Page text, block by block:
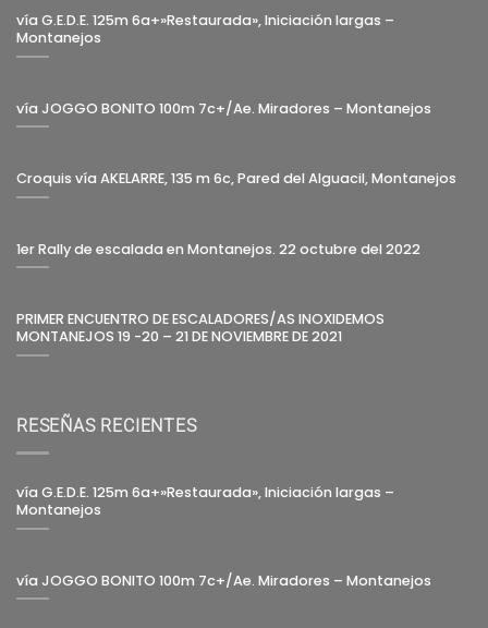
vía G.E.D.E. 125m 6a+»Restaurada», Iniciación largas –
Montanejos
vía JOGGO BONITO 100m 7c+/Ae. Miradores – Montanejos
Croquis vía AKELARRE, 135 m 6c, Pared del Alguacil, Montanejos
1er Rally de escalada en Montanejos. 22 octubre del 2022
PRIMER ENCUENTRO DE ESCALADORES/AS INOXIDEMOS
MONTANEJOS 19 -20 – 21 DE NOVIEMBRE DE 2021
RESEÑAS RECIENTES
vía G.E.D.E. 125m 6a+»Restaurada», Iniciación largas –
Montanejos
vía JOGGO BONITO 100m 7c+/Ae. Miradores – Montanejos